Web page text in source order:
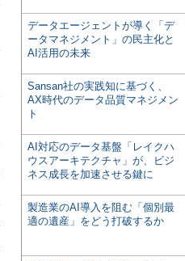
データエージェントが導く「デ
ータマネジメント」の民主化と
AI活用の未来
Sansan社の実践知に基づく、
AX時代のデータ品質マネジメン
ト
AI対応のデータ基盤「レイクハ
ウスアーキテクチャ」が、ビジ
ネス成長を加速させる鍵に
製造業のAI導入を阻む「個別最
適の遺産」をどう打破するか